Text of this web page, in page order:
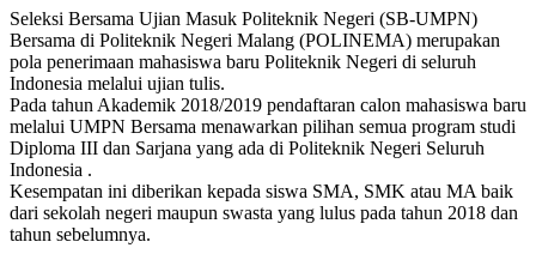
Seleksi Bersama Ujian Masuk Politeknik Negeri (SB-UMPN)
Bersama di Politeknik Negeri Malang (POLINEMA) merupakan
pola penerimaan mahasiswa baru Politeknik Negeri di seluruh
Indonesia melalui ujian tulis.
Pada tahun Akademik 2018/2019 pendaftaran calon mahasiswa baru
melalui UMPN Bersama menawarkan pilihan semua program studi
Diploma III dan Sarjana yang ada di Politeknik Negeri Seluruh
Indonesia .
Kesempatan ini diberikan kepada siswa SMA, SMK atau MA baik
dari sekolah negeri maupun swasta yang lulus pada tahun 2018 dan
tahun sebelumnya.